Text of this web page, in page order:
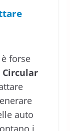
forse
Circular
auto